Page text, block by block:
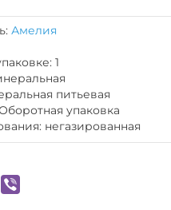
Амелия
1
питьевая
упаковка
негазированная